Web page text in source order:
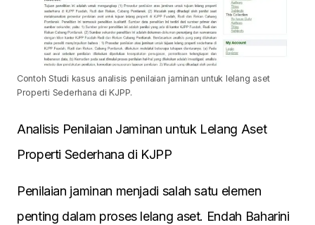
Contoh Studi kasus analisis penilaian jaminan untuk lelang aset
Properti Sederhana di KJPP.
Analisis Penilaian Jaminan untuk Lelang Aset
Properti Sederhana di KJPP
Penilaian jaminan menjadi salah satu elemen
penting dalam proses lelang aset. Endah Baharini